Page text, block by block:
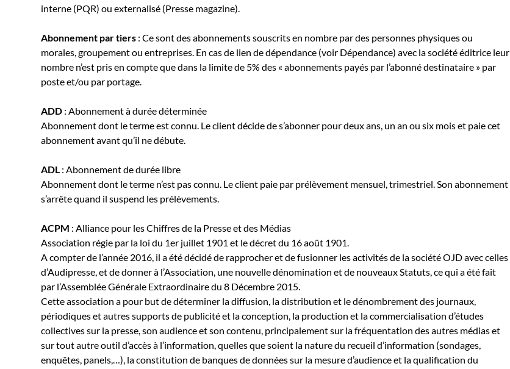
interne (PQR) ou externalisé (Presse magazine).
Abonnement par tiers : Ce sont des abonnements souscrits en nombre par des personnes physiques ou
morales, groupement ou entreprises. En cas de lien de dépendance (voir Dépendance) avec la société éditrice leur
nombre n’est pris en compte que dans la limite de 5% des « abonnements payés par l’abonné destinataire » par
poste et/ou par portage.
ADD : Abonnement à durée déterminée
Abonnement dont le terme est connu. Le client décide de s’abonner pour deux ans, un an ou six mois et paie cet
abonnement avant qu’il ne débute.
ADL : Abonnement de durée libre
Abonnement dont le terme n’est pas connu. Le client paie par prélèvement mensuel, trimestriel. Son abonnement
s’arrête quand il suspend les prélèvements.
ACPM : Alliance pour les Chiffres de la Presse et des Médias
Association régie par la loi du 1er juillet 1901 et le décret du 16 août 1901.
A compter de l’année 2016, il a été décidé de rapprocher et de fusionner les activités de la société OJD avec celles
d’Audipresse, et de donner à l’Association, une nouvelle dénomination et de nouveaux Statuts, ce qui a été fait
par l’Assemblée Générale Extraordinaire du 8 Décembre 2015.
Cette association a pour but de déterminer la diffusion, la distribution et le dénombrement des journaux,
périodiques et autres supports de publicité et la conception, la production et la commercialisation d’études
collectives sur la presse, son audience et son contenu, principalement sur la fréquentation des autres médias et
sur tout autre outil d’accès à l’information, quelles que soient la nature du recueil d’information (sondages,
enquêtes, panels,…), la constitution de banques de données sur la mesure d’audience et la qualification du